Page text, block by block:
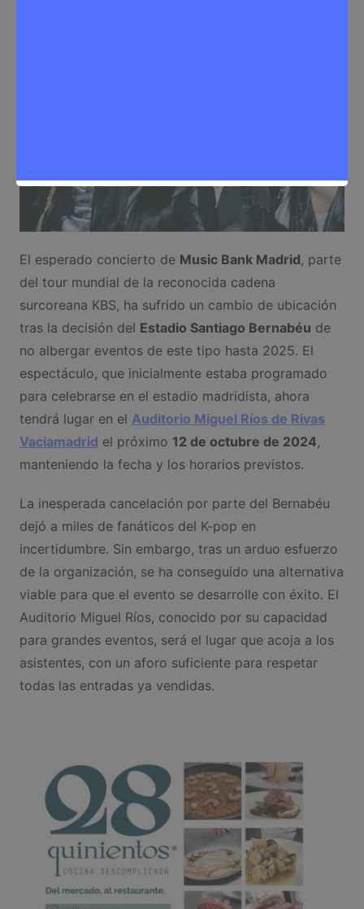
El esperado concierto de Music Bank Madrid, parte
del tour mundial de la reconocida cadena
surcoreana KBS, ha sufrido un cambio de ubicación
tras la decisión del Estadio Santiago Bernabéu de
no albergar eventos de este tipo hasta 2025. El
espectáculo, que inicialmente estaba programado
para celebrarse en el estadio madridista, ahora
tendrá lugar en el Auditorio Miguel Ríos de Rivas
Vaciamadrid el próximo 12 de octubre de 2024,
manteniendo la fecha y los horarios previstos.
La inesperada cancelación por parte del Bernabéu
dejó a miles de fanáticos del K-pop en
incertidumbre. Sin embargo, tras un arduo esfuerzo
de la organización, se ha conseguido una alternativa
viable para que el evento se desarrolle con éxito. El
Auditorio Miguel Ríos, conocido por su capacidad
para grandes eventos, será el lugar que acoja a los
asistentes, con un aforo suficiente para respetar
todas las entradas ya vendidas.